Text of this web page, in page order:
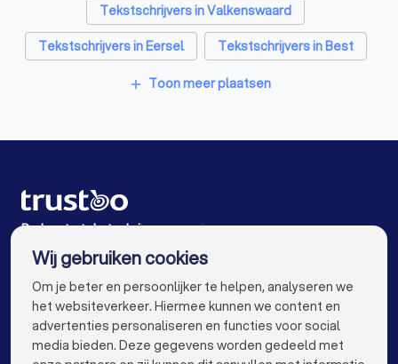
Tekstschrijvers in Valkenswaard
Tekstschrijvers in Eersel
Tekstschrijvers in Best
Tekstschrijvers in Westerhoven
Tekstschrijvers in Amsterdam
Tekstschrijvers in Rotterdam
Tekstschrijvers in Den Haag
Tekstschrijvers in Utrecht
add Toon meer plaatsen
De beste tekstschrijvers voor jou
Wij gebruiken cookies
Om je beter en persoonlijker te helpen, analyseren we
het websiteverkeer. Hiermee kunnen we content en
advertenties personaliseren en functies voor social
media bieden. Deze gegevens worden gedeeld met